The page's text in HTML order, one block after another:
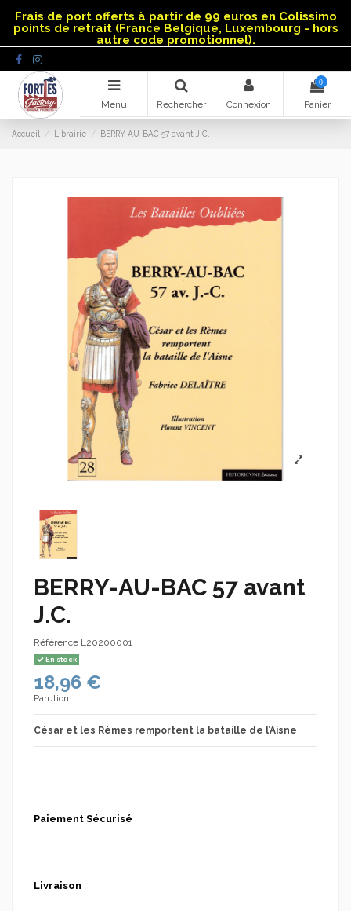
Frais de port offerts à partir de 99 euros en Colissimo
points de retrait (France Belgique, Luxembourg - hors
autre code promotionnel).
Menu Rechercher Connexion
0
Panier
Accueil Librairie BERRY-AU-BAC 57 avant J.C.
BERRY-AU-BAC 57 avant
J.C.
Référence L20200001
En stock
18,96 €
Parution
César et les Rèmes remportent la bataille de l’Aisne
Paiement Sécurisé
Livraison